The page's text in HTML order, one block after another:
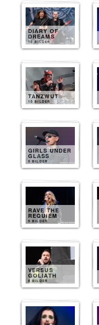
DIARY OF
DREAMS
10 BILDER
TANZWUT
10 BILDER
GIRLS UNDER
GLASS
9 BILDER
RAVE THE
REQUIEM
9 BILDER
VERSUS
GOLIATH
8 BILDER